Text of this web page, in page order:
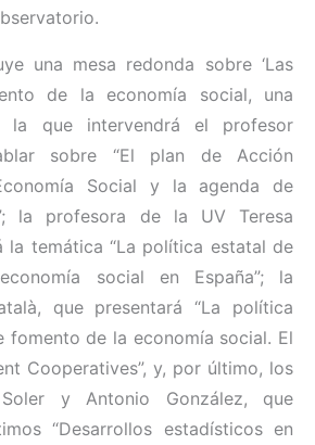
una mesa redonda sobre ‘Las
de la economía social, una
la que intervendrá el profesor
sobre “El plan de Acción
Social y la agenda de
la profesora de la UV Teresa
la temática “La política estatal de
social en España”; la
que presentará “La política
fomento de la economía social. El
Cooperatives”, y, por último, los
y Antonio González, que
“Desarrollos estadísticos en